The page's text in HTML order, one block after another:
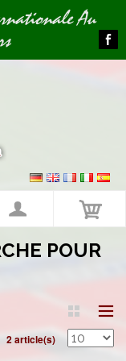
Au
POUR
2 article(s)